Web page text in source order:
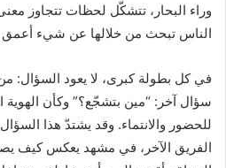
وراء البحار، تتشكّل لحظات تتجاوز
الناس تبحث من خلالها عن شيء أعمق
في كل بطولة كبرى، لا يعود
سؤال آخر: “مين بتشجّع؟” وكأن الهوية
للحضور والانتماء. وقد يشتدّ هذا
الفريق الآخر، في مشهد يعكس كيف